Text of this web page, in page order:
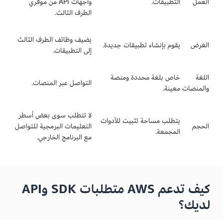
الطرف الثالث.
الغرض يقوم بإنشاء تطبيقات جديدة.
يضيف وظائف الطرف الثالث
إلى التطبيقات.
اللغة
والمنصات
خاص بلغة محددة ومنصة
معينة.
التواصل عبر المنصات.
الحجم
يتطلب مساحة تثبيت للأدوات
المجمعة.
لا تتطلب سوى بعض أسطر
التعليمات البرمجية للتواصل
مع البرنامج الخارجي.
كيف تدعم AWS متطلبات SDK وAPI
لديك؟